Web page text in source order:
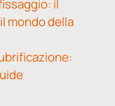
il
mondo della